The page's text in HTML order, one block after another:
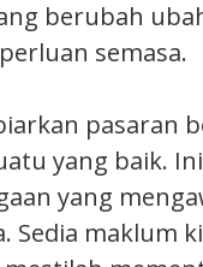
berubah
semasa.
pasaran
yang baik.
yang
Sedia maklum